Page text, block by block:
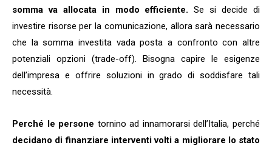
somma va allocata in modo efficiente. Se si decide di
investire risorse per la comunicazione, allora sarà necessario
che la somma investita vada posta a confronto con altre
potenziali opzioni (trade-off). Bisogna capire le esigenze
dell’impresa e offrire soluzioni in grado di soddisfare tali
necessità.
Perché le persone tornino ad innamorarsi dell’Italia, perché
decidano di finanziare interventi volti a migliorare lo stato